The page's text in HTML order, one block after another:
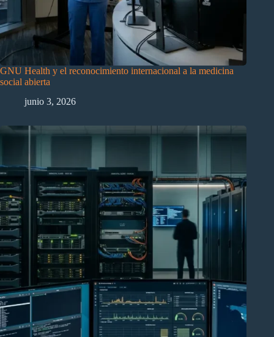
GNU Health y el reconocimiento internacional a la medicina
social abierta
junio 3, 2026